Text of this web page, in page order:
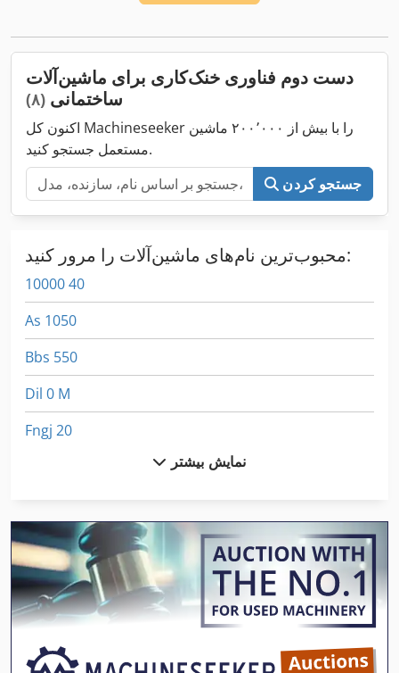
دست دوم فناوری خنک‌کاری برای ماشین‌آلات
ساختمانی (۸)
اکنون کل Machineseeker را با بیش از ۲۰۰٬۰۰۰ ماشین
مستعمل جستجو کنید.
جستجو کردن
محبوب‌ترین نام‌های ماشین‌آلات را مرور کنید:
10000 40
As 1050
Bbs 550
Dil 0 M
Fngj 20
Ga 11 Ff
German
Ht 8
International 2674
نمایش بیشتر